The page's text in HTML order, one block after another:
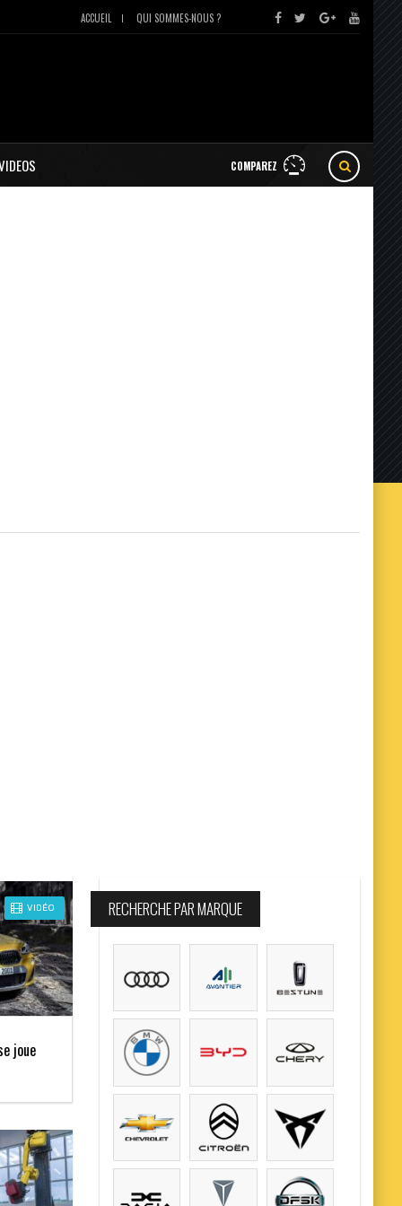
ACCUEIL QUI SOMMES-NOUS ?
COMPAREZ
VIDÉO
joue
RECHERCHE PAR MARQUE